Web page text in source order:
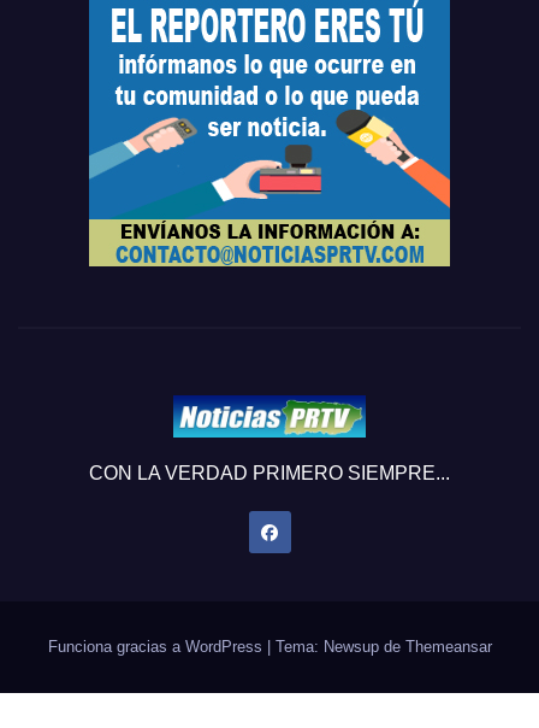
CON LA VERDAD PRIMERO SIEMPRE...
Funciona gracias a WordPress Tema: Newsup de Themeansar